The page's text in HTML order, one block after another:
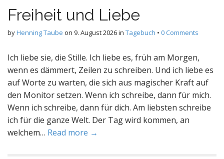
Freiheit und Liebe
byHenning Taube on 9. August 2026in Tagebuch • 0 Comments
Ich liebe sie, die Stille. Ich liebe es, früh am Morgen,
wenn es dämmert, Zeilen zu schreiben. Und ich liebe es
auf Worte zu warten, die sich aus magischer Kraft auf
den Monitor setzen. Wenn ich schreibe, dann für mich.
Wenn ich schreibe, dann für dich. Am liebsten schreibe
ich für die ganze Welt. Der Tag wird kommen, an
welchem… Read more →